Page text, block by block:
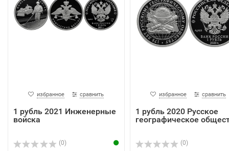
избранное сравнить
1 рубль 2021 Инженерные
войска
(0)
избранное сравнить
1 рубль 2020 Русское
географическое
(0)